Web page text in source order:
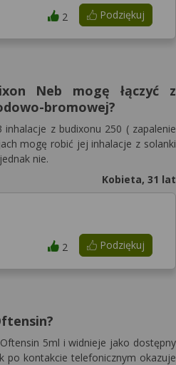
Podziękuj
2
Neb mogę łączyć z
bromowej?
z budixonu 250 ( zapalenie
mogę robić jej inhalacje z solanki
nie.
Kobieta, 31 lat
Podziękuj
2
5ml i widnieje jako dostępny
po kontakcie telefonicznym okazuje